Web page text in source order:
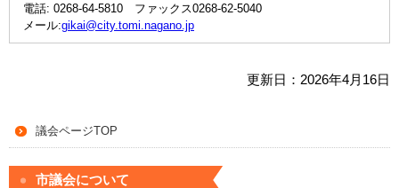
電話: 0268-64-5810 ファックス0268-62-5040
メール:gikai@city.tomi.nagano.jp
更新日：2026年4月16日
議会ページTOP
市議会について